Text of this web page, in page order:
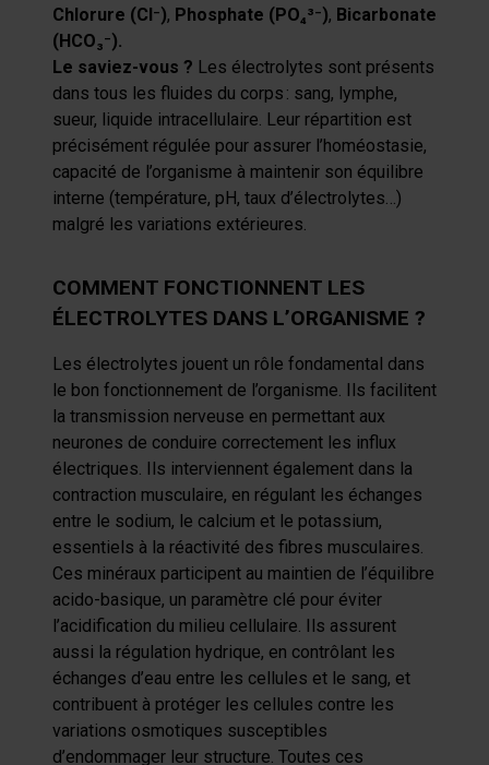
Chlorure (Cl⁻), Phosphate (PO₄³⁻), Bicarbonate
(HCO₃⁻).
Le saviez-vous ? Les électrolytes sont présents
dans tous les fluides du corps : sang, lymphe,
sueur, liquide intracellulaire. Leur répartition est
précisément régulée pour assurer l’homéostasie,
capacité de l’organisme à maintenir son équilibre
interne (température, pH, taux d’électrolytes…)
malgré les variations extérieures.
COMMENT FONCTIONNENT LES
ÉLECTROLYTES DANS L’ORGANISME ?
Les électrolytes jouent un rôle fondamental dans
le bon fonctionnement de l’organisme. Ils facilitent
la transmission nerveuse en permettant aux
neurones de conduire correctement les influx
électriques. Ils interviennent également dans la
contraction musculaire, en régulant les échanges
entre le sodium, le calcium et le potassium,
essentiels à la réactivité des fibres musculaires.
Ces minéraux participent au maintien de l’équilibre
acido-basique, un paramètre clé pour éviter
l’acidification du milieu cellulaire. Ils assurent
aussi la régulation hydrique, en contrôlant les
échanges d’eau entre les cellules et le sang, et
contribuent à protéger les cellules contre les
variations osmotiques susceptibles
d’endommager leur structure. Toutes ces